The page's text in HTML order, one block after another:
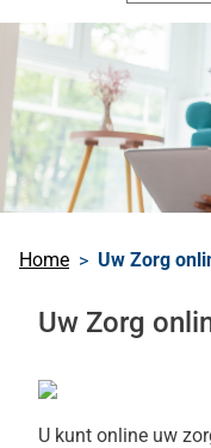
Home Uw Zorg
Uw Zorg
U kunt online uw